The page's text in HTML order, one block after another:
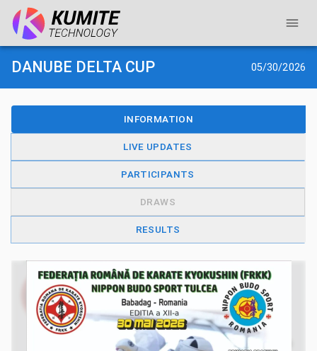
DANUBE DELTA CUP 05/30/2026
INFORMATION
LIVE UPDATES
PARTICIPANTS
DRAWS
RESULTS